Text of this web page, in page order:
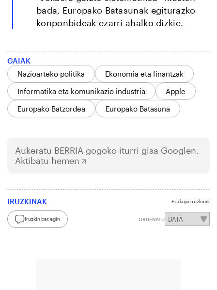
bada, Europako Batasunak egiturazko
konponbideak ezarri ahalko dizkie.
GAIAK
Nazioarteko politika
Ekonomia eta finantzak
Informatika eta komunikazio industria
Apple
Europako Batzordea
Europako Batasuna
Aukeratu BERRIA gogoko iturri gisa Googlen.
Aktibatu hemen
IRUZKINAK Ez dago iruzkinik
Iruzkin bat egin ORDENATU